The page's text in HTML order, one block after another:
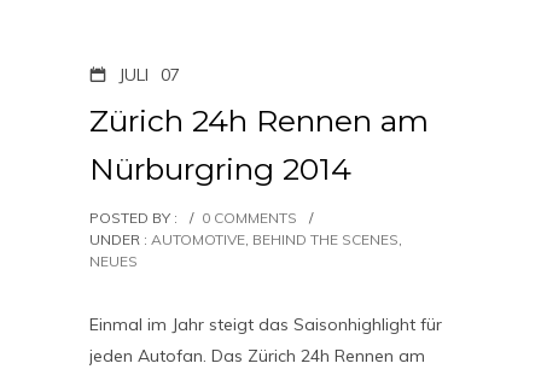
JULI 07
Zürich 24h Rennen am
Nürburgring 2014
POSTED BY : / 0 COMMENTS
/
UNDER : AUTOMOTIVE, BEHIND THE SCENES,
NEUES
Einmal im Jahr steigt das Saisonhighlight für
jeden Autofan. Das Zürich 24h Rennen am